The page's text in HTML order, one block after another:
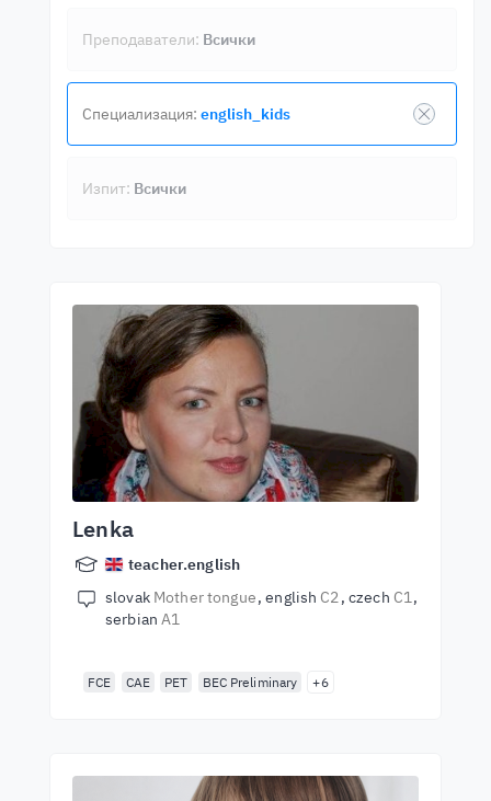
Преподаватели: Всички
Специализация: english_kids
Изпит: Всички
Lenka
teacher.english
slovak Mother tongue english C2 czech C1
serbianA1
FCE CAE PET BEC Preliminary +6